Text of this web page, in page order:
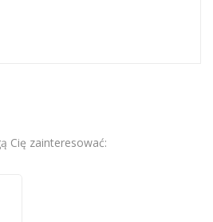
Cię zainteresować: